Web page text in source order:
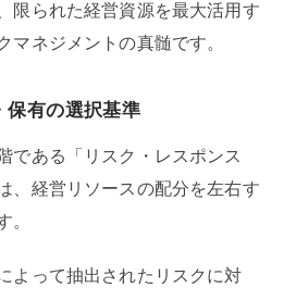
限られた経営資源を最大活用す
マネジメントの真髄です。
保有の選択基準
である「リスク・レスポンス
、経営リソースの配分を左右す
。
よって抽出されたリスクに対